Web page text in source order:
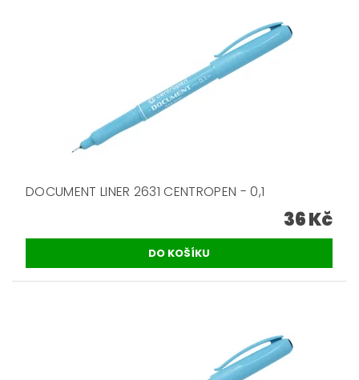
DOCUMENT LINER 2631 CENTROPEN - 0,1
36 Kč